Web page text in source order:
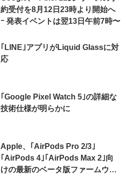
約受付を8月12日23時より開始へ
ｰ 発表イベントは翌13日午前7時〜
｢LINE｣アプリがLiquid Glassに対
応
｢Google Pixel Watch 5｣の詳細な
技術仕様が明らかに
Apple、｢AirPods Pro 2/3｣
｢AirPods 4｣｢AirPods Max 2｣向
けの最新のベータ版ファームウェ